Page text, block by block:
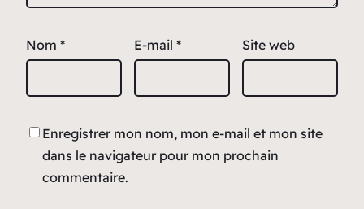
Nom * E-mail * Site web
Enregistrer mon nom, mon e-mail et mon site
dans le navigateur pour mon prochain
commentaire.